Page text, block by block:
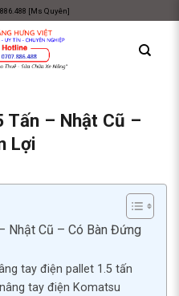
[Ms Quyên]
Tấn – Nhật Cũ –
Lợi
Nhật Cũ – Có Bàn Đứng
tay điện pallet 1.5 tấn
tay điện Komatsu